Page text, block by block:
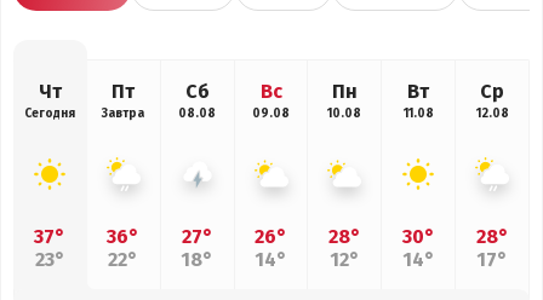
Чт
Сегодня
37°
23°
Пт
Завтра
36°
22°
Сб
08.08
27°
18°
Вс
09.08
26°
14°
Пн
10.08
28°
12°
Вт
11.08
30°
14°
Ср
12.08
28°
17°